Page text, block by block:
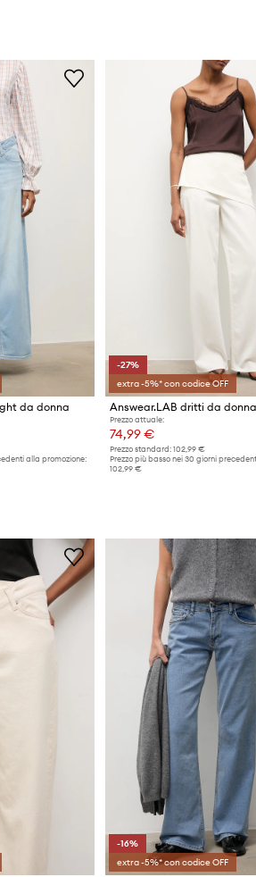
da donna
alla promozione:
-27%
extra -5%* con codice OFF
Prezzo attuale:
74,99 €
Prezzo standard: 102,99 €
Prezzo più basso nei 30 giorni
102,99 €
-16%
extra -5%* con codice OFF